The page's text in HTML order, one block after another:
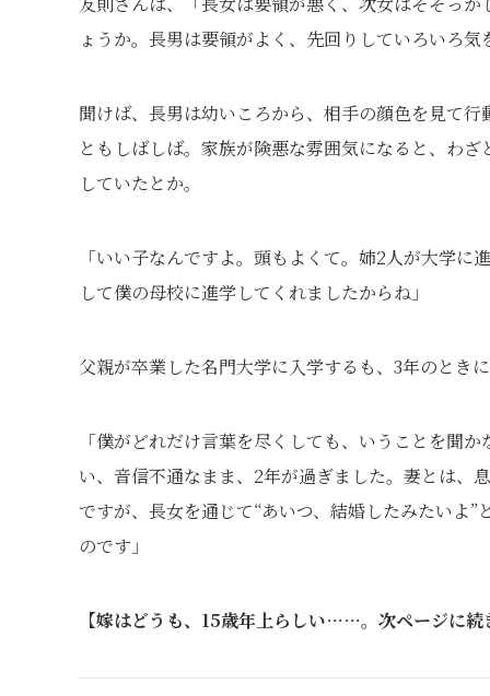
ょうか。長男は要領がよく、先回りしていろいろ
聞けば、長男は幼いころから、相手の顔色を見て
ともしばしば。家族が険悪な雰囲気になると、わ
していたとか。
「いい子なんですよ。頭もよくて。姉2人が大学
して僕の母校に進学してくれましたからね」
父親が卒業した名門大学に入学するも、3年のとき
「僕がどれだけ言葉を尽くしても、いうことを聞
い、音信不通なまま、2年が過ぎました。妻とは、
ですが、長女を通じて“あいつ、結婚したみたいよ
のです」
【嫁はどうも、15歳年上らしい……。次ページに続